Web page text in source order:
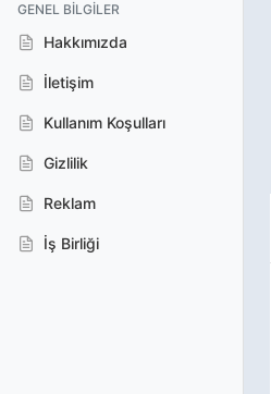
GENEL BILGILER
Hakkımızda
İletişim
Kullanım Koşulları
Gizlilik
Reklam
İş Birliği